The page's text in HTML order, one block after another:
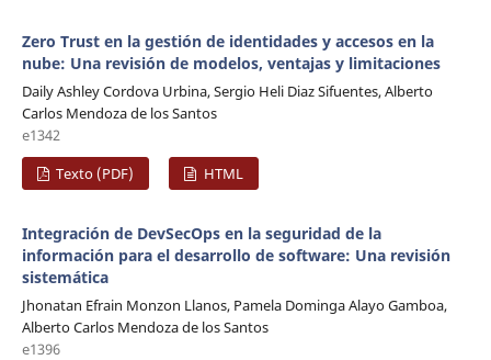
Zero Trust en la gestión de identidades y accesos en la
nube: Una revisión de modelos, ventajas y limitaciones
Daily Ashley Cordova Urbina, Sergio Heli Diaz Sifuentes, Alberto
Carlos Mendoza de los Santos
e1342
Texto (PDF)
HTML
Integración de DevSecOps en la seguridad de la
información para el desarrollo de software: Una revisión
sistemática
Jhonatan Efrain Monzon Llanos, Pamela Dominga Alayo Gamboa,
Alberto Carlos Mendoza de los Santos
e1396